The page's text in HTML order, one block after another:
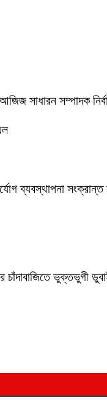
সাধারন সম্পাদক
ব্যবস্থাপনা সংক্রান্ত
চাঁদাবাজিতে ভুক্তভুগী